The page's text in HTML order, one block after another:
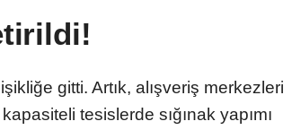
gitti. Artık, alışveriş merkezleri
tesislerde sığınak yapımı